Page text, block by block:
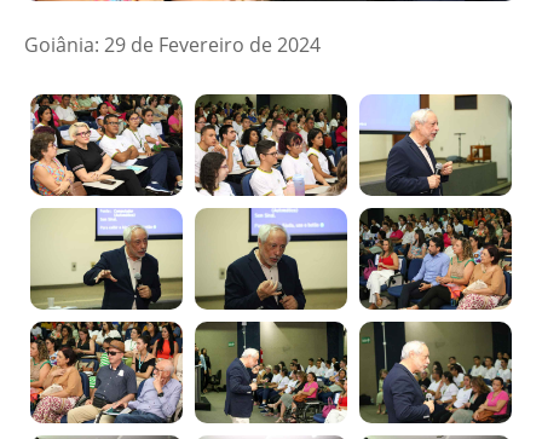
Goiânia: 29 de Fevereiro de 2024